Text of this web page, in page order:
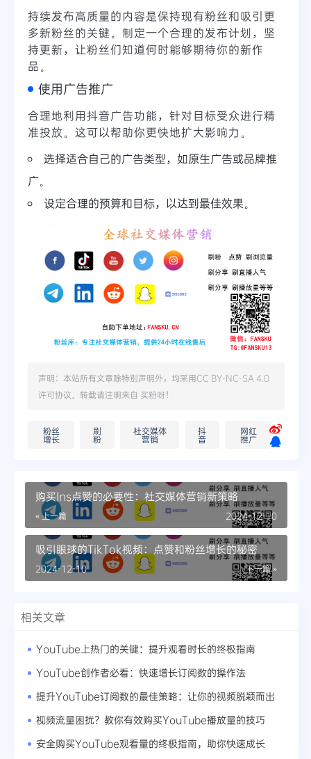
持续发布高质量的内容是保持现有粉丝和吸引更
多新粉丝的关键。制定一个合理的发布计划，坚
持更新，让粉丝们知道何时能够期待你的新作
品。
使用广告推广
合理地利用抖音广告功能，针对目标受众进行精
准投放。这可以帮助你更快地扩大影响力。
选择适合自己的广告类型，如原生广告或品牌推
广。
设定合理的预算和目标，以达到最佳效果。
声明：本站所有文章除特别声明外，均采用CC BY-NC-SA 4.0
许可协议。转载请注明来自 买粉呀！
粉丝
增长
刷
粉
社交媒体
营销
抖
音
网红
推广
购买Ins点赞的必要性：社交媒体营销新策略
« 上一篇 2024-12-10
吸引眼球的TikTok视频：点赞和粉丝增长的秘密
下一篇 »
2024-12-10
相关文章
YouTube上热门的关键：提升观看时长的终极指南
YouTube创作者必看：快速增长订阅数的操作法
提升YouTube订阅数的最佳策略：让你的视频脱颖而出
视频流量困扰？教你有效购买YouTube播放量的技巧
安全购买YouTube观看量的终极指南，助你快速成长